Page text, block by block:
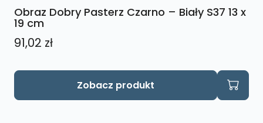
Obraz Dobry Pasterz Czarno – Biały S37 13 x
19 cm
91,02 zł
Zobacz produkt